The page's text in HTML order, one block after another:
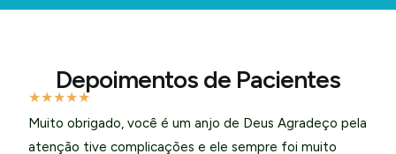
Depoimentos de Pacientes
★★★★★
Muito obrigado, você é um anjo de Deus Agradeço pela
atenção tive complicações e ele sempre foi muito